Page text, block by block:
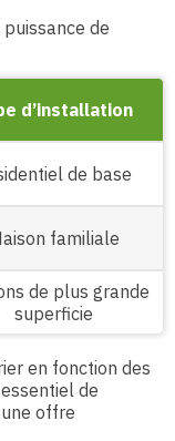
de
d’installation
de base
familiale
de plus grande
superficie
en fonction des
de
offre